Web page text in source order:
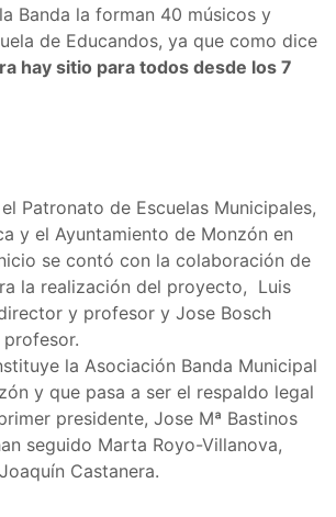
Banda la forman 40 músicos y
de Educandos, ya que como dice
hay sitio para todos desde los 7
Patronato de Escuelas Municipales,
y el Ayuntamiento de Monzón en
se contó con la colaboración de
la realización del proyecto, Luis
y profesor y Jose Bosch
la Asociación Banda Municipal
y que pasa a ser el respaldo legal
presidente, Jose Mª Bastinos
seguido Marta Royo-Villanova,
Castanera.